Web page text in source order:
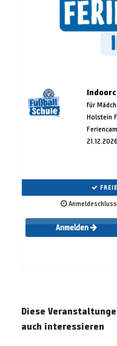
für
Holstein
Anmelden
Diese
auch interessieren